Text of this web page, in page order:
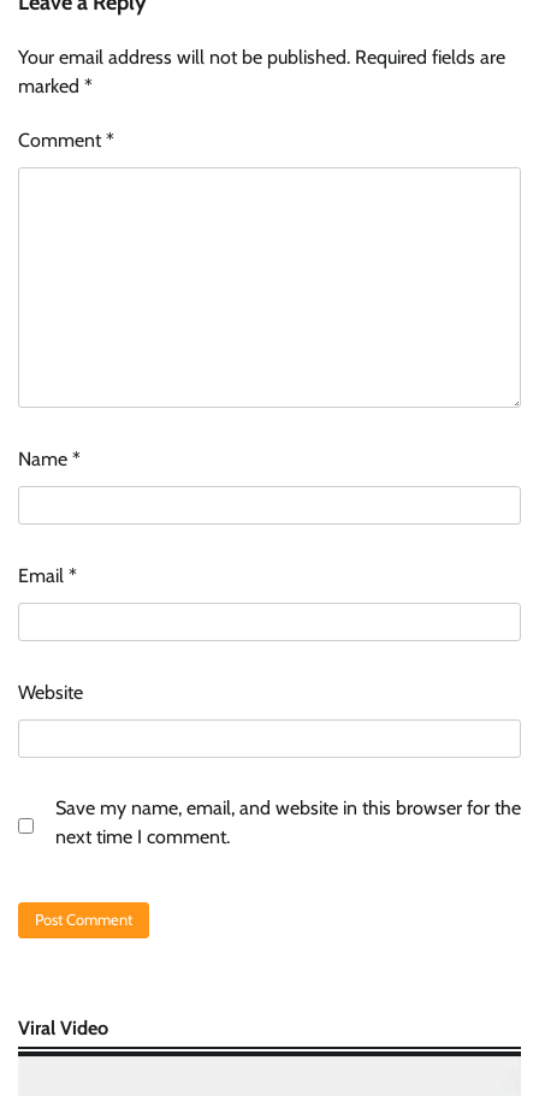
Your email address will not be published. Required fields are
marked *
Comment*
Name *
Email *
Website
Save my name, email, and website in this browser for the
next time I comment.
Viral Video